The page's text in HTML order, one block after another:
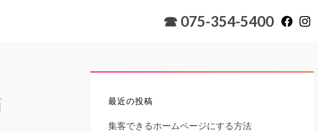
☎ 075-354-5400
最近の投稿
集客できるホームページにする方法